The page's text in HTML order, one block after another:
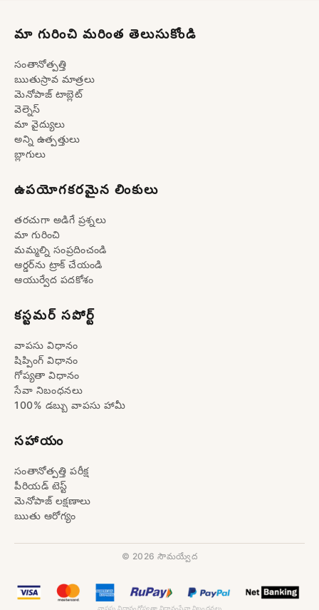
మా గురించి మరింత తెలుసుకోండి
సంతానోత్పత్తి
ఋతుస్రావ మాత్రలు
మెనోపాజ్ టాబ్లెట్
వెల్నెస్
మా వైద్యులు
అన్ని ఉత్పత్తులు
బ్లాగులు
ఉపయోగకరమైన లింకులు
తరచుగా అడిగే ప్రశ్నలు
మా గురించి
మమ్మల్ని సంప్రదించండి
ఆర్డర్‌ను ట్రాక్ చేయండి
ఆయుర్వేద పదకోశం
కస్టమర్ సపోర్ట్
వాపసు విధానం
షిప్పింగ్ విధానం
గోప్యతా విధానం
సేవా నిబంధనలు
100% డబ్బు వాపసు హామీ
సహాయం
సంతానోత్పత్తి పరీక్ష
పీరియడ్ టెస్ట్
మెనోపాజ్ లక్షణాలు
ఋతు ఆరోగ్యం
© 2026సౌమయ్వేద